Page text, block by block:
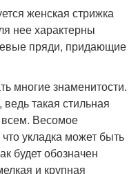
женская стрижка
нее характерны
пряди, придающие
многие знаменитости.
такая стильная
всем. Весомое
укладка может быть
будет обозначен
и крупная